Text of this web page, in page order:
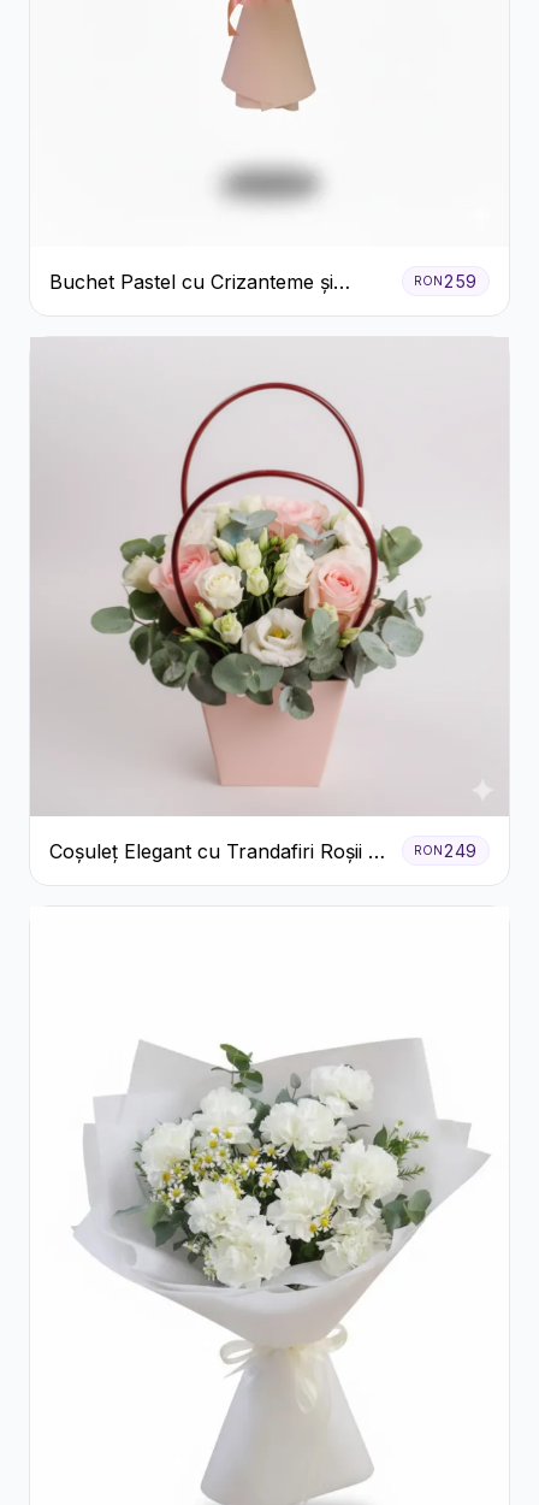
Buchet Pastel cu Crizanteme și
Garoafe
RON259
Coșuleț Elegant cu Trandafiri Roșii și
Lisianthus Alb
RON249